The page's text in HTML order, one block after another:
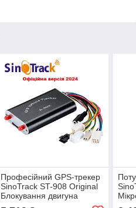
Професійний GPS-трекер
SinoTrack ST-908 Original
Блокування двигуна
Мікрофон Виносні антени